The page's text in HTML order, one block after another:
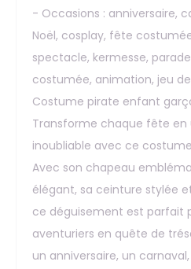
- Occasions : anniversaire,
Noël, cosplay, fête
spectacle, kermesse,
costumée, animation, jeu
Costume pirate enfant
Transforme chaque fête en
inoubliable avec ce
Avec son chapeau
élégant, sa ceinture stylée
ce déguisement est parfait
aventuriers en quête de
un anniversaire, un